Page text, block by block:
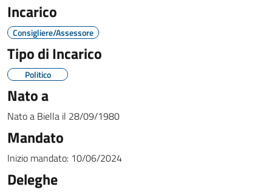
Incarico
Consigliere/Assessore
Tipo di Incarico
Politico
Nato a
Nato a Biella il 28/09/1980
Mandato
Inizio mandato: 10/06/2024
Deleghe